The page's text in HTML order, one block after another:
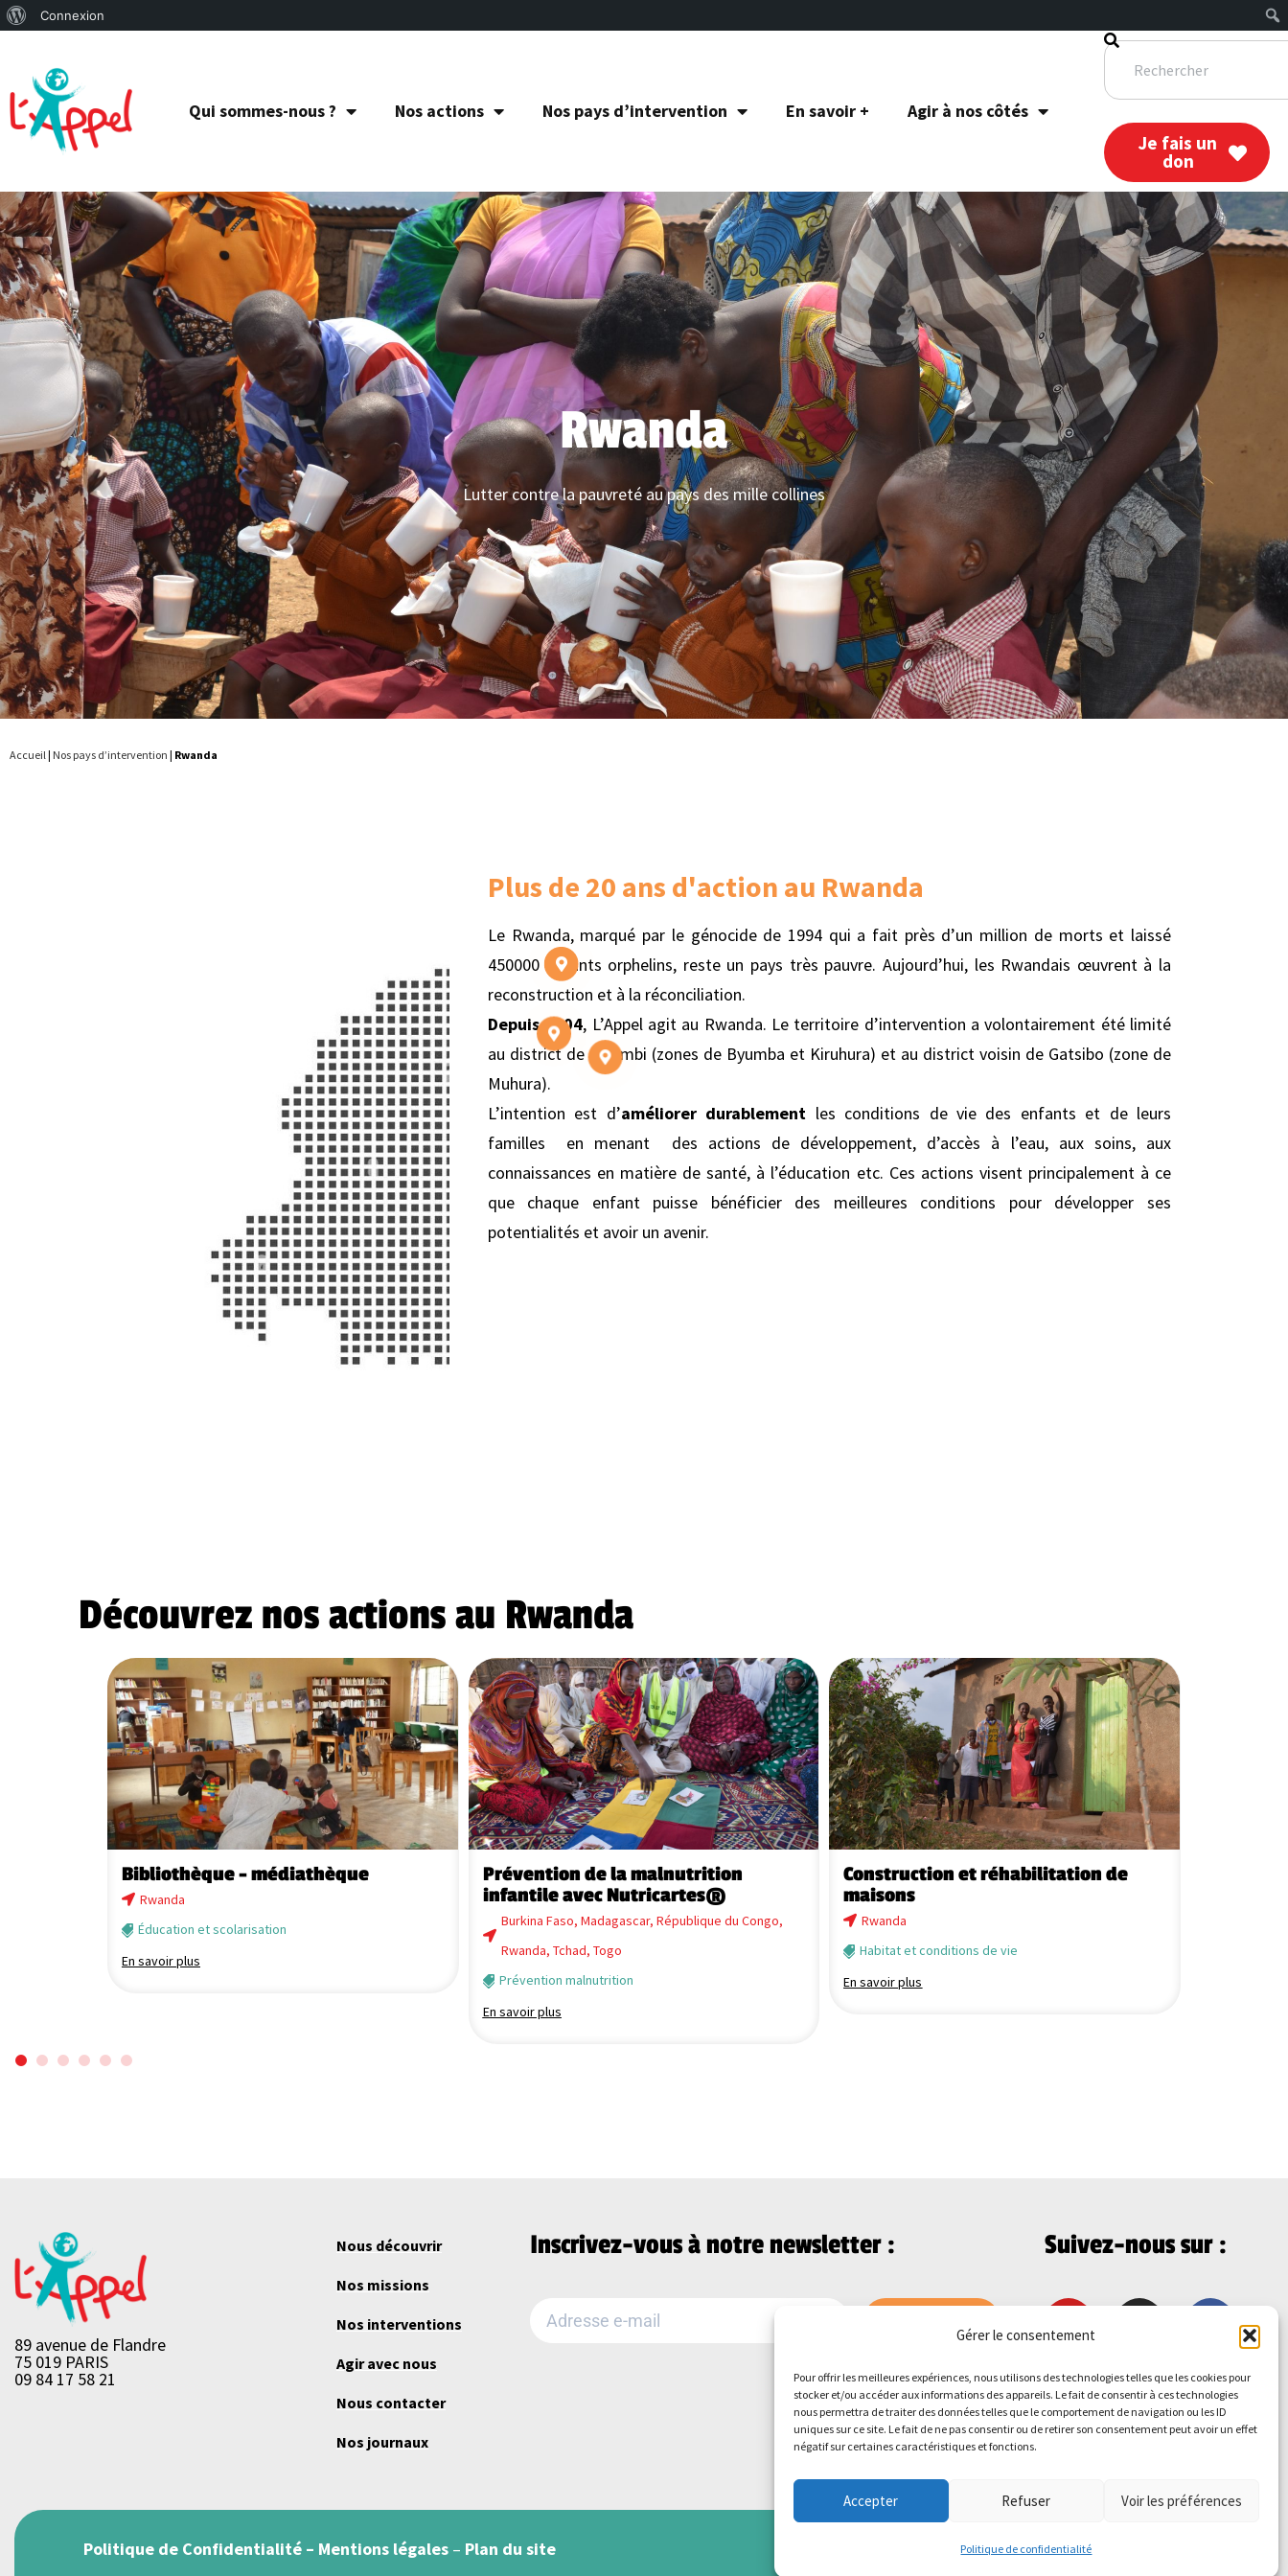
Gérer le consentement
Pour offrir les meilleures expériences, nous utilisons des technologies telles que les cookies pour
stocker et/ou accéder aux informations des appareils. Le fait de consentir à ces technologies
nous permettra de traiter des données telles que le comportement de navigation ou les ID
uniques sur ce site. Le fait de ne pas consentir ou de retirer son consentement peut avoir un effet
négatif sur certaines caractéristiques et fonctions.
Accepter Refuser Voir les préférences
Politique de confidentialité
Qui sommes-nous ? Nos actions Nos pays d’intervention En savoir + Agir à nos côtés
Je fais un
don
Rwanda
Lutter contre la pauvreté au pays des mille collines
Accueil| Nos pays d’intervention | Rwanda
Adductions d'eau potable
Parrainage scolaire
Construction de maisons
Bibliothèque
Adductions d'eau potable
Parrainage scolaire
Adductions d'eau potable
Plus de 20 ans d'action au Rwanda
Le Rwanda, marqué par le génocide de 1994 qui a fait près d’un million de morts et laissé
450000 enfants orphelins, reste un pays très pauvre. Aujourd’hui, les Rwandais œuvrent à la
reconstruction et à la réconciliation.
Depuis 2004, L’Appel agit au Rwanda. Le territoire d’intervention a volontairement été limité
au district de Gicumbi (zones de Byumba et Kiruhura) et au district voisin de Gatsibo (zone de
Muhura).
L’intention est d’améliorer durablement les conditions de vie des enfants et de leurs
familles en menant des actions de développement, d’accès à l’eau, aux soins, aux
connaissances en matière de santé, à l’éducation etc. Ces actions visent principalement à ce
que chaque enfant puisse bénéficier des meilleures conditions pour développer ses
potentialités et avoir un avenir.
Découvrez nos actions au Rwanda
Bibliothèque – médiathèque
Rwanda
Éducation et scolarisation
En savoir plus
Prévention de la malnutrition
infantile avec Nutricartes®
Burkina Faso, Madagascar, République du Congo,
Rwanda, Tchad, Togo
Prévention malnutrition
En savoir plus
Construction et réhabilitation de
maisons
Rwanda
Habitat et conditions de vie
En savoir plus
89 avenue de Flandre
75 019 PARIS
09 84 17 58 21
Nous découvrir
Nos missions
Nos interventions
Agir avec nous
Nous contacter
Nos journaux
Inscrivez-vous à notre newsletter : Suivez-nous sur :
Politique de Confidentialité – Mentions légales – Plan du site © 2026L'Appel- Site développé par
Connexion